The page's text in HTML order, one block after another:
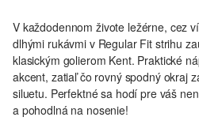
V každodennom živote ležérne, cez
dlhými rukávmi v Regular Fit strihu
klasickým golierom Kent. Praktické
akcent, zatiaľ čo rovný spodný okraj
siluetu. Perfektné sa hodí pre váš
a pohodlná na nosenie!